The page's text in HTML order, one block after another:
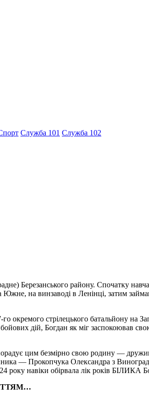
Служба 101 Служба 102
Березанського району. Спочатку
на винзаводі в Ленінці, затим
окремого стрілецького батальйону на
дій, Богдан як міг заспокоював
цим безмірно свою родину —
— Прокопчука Олександра з
року навіки обірвала лік років